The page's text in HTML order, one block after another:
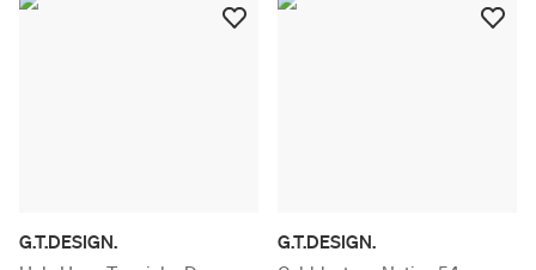
G.T.DESIGN.
G.T.DESIGN.